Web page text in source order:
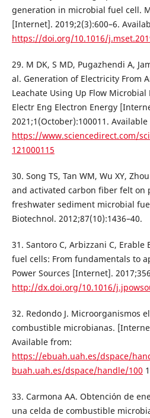
generation in microbial fuel cell.
[Internet]. 2019;2(3):600–6.
https://doi.org/10.1016/
29. M DK, S MD, Pugazhendi A,
al. Generation of Electricity From
Leachate Using Up Flow Microbial
Electr Eng Electron Energy
2021;1(October):100011.
https://www.sciencedirect.com/
121000115
30. Song TS, Tan WM, Wu XY,
and activated carbon fiber felt on
freshwater sediment microbial
Biotechnol. 2012;87(10):1436–40.
31. Santoro C, Arbizzani C,
fuel cells: From fundamentals to
Power Sources [Internet].
http://dx.doi.org/10.1016/
32. Redondo J. Microorganismos
combustible microbianas.
Available from:
https://ebuah.uah.es/dspace/
buah.uah.es/dspace/handle/100
33. Carmona AA. Obtención de
una celda de combustible